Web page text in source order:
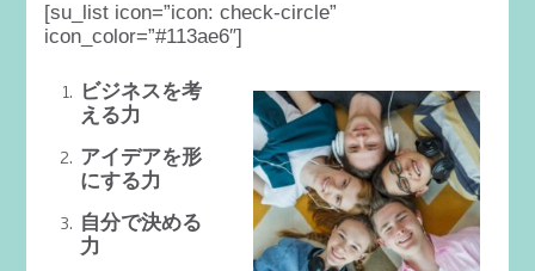
[su_list icon=”icon: check-circle”
icon_color=”#113ae6″]
ビジネスを考
える力
アイデアを形
にする力
自分で決める
力